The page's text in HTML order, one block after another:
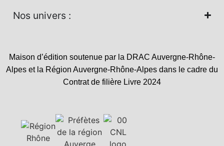
Nos univers :
Maison d’édition soutenue par la DRAC Auvergne-Rhône-
Alpes et la Région Auvergne-Rhône-Alpes dans le cadre du
Contrat de filière Livre 2024